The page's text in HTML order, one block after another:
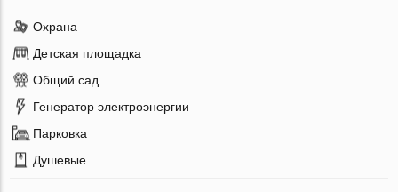
Охрана
Детская площадка
Общий сад
Генератор электроэнергии
Парковка
Душевые